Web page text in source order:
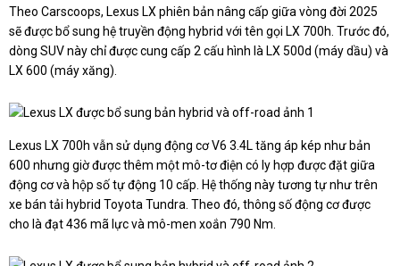
Theo Carscoops, Lexus LX phiên bản nâng cấp giữa vòng đời 2025
sẽ được bổ sung hệ truyền động hybrid với tên gọi LX 700h. Trước đó,
dòng SUV này chỉ được cung cấp 2 cấu hình là LX 500d (máy dầu) và
LX 600 (máy xăng).
Lexus LX 700h vẫn sử dụng động cơ V6 3.4L tăng áp kép như bản
600 nhưng giờ được thêm một mô-tơ điện có ly hợp được đặt giữa
động cơ và hộp số tự động 10 cấp. Hệ thống này tương tự như trên
xe bán tải hybrid Toyota Tundra. Theo đó, thông số động cơ được
cho là đạt 436 mã lực và mô-men xoắn 790 Nm.